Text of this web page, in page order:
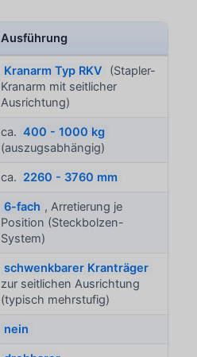
Ausführung
Kranarm Typ RKV
(Stapler-
Kranarm mit seitlicher
Ausrichtung)
ca. 400 - 1000 kg
(auszugsabhängig)
ca. 2260 - 3760 mm
6-fach , Arretierung je
Position (Steckbolzen-
System)
schwenkbarer Kranträger
zur seitlichen Ausrichtung
(typisch mehrstufig)
nein